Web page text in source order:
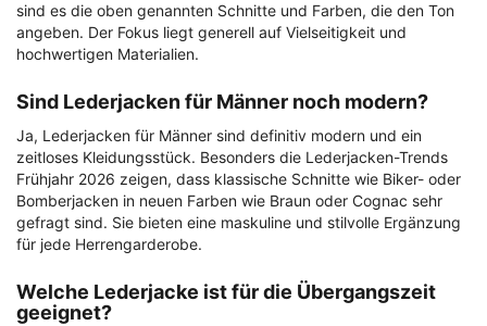
sind es die oben genannten Schnitte und Farben, die den Ton
angeben. Der Fokus liegt generell auf Vielseitigkeit und
hochwertigen Materialien.
Sind Lederjacken für Männer noch modern?
Ja, Lederjacken für Männer sind definitiv modern und ein
zeitloses Kleidungsstück. Besonders die Lederjacken-Trends
Frühjahr 2026 zeigen, dass klassische Schnitte wie Biker- oder
Bomberjacken in neuen Farben wie Braun oder Cognac sehr
gefragt sind. Sie bieten eine maskuline und stilvolle Ergänzung
für jede Herrengarderobe.
Welche Lederjacke ist für die Übergangszeit
geeignet?